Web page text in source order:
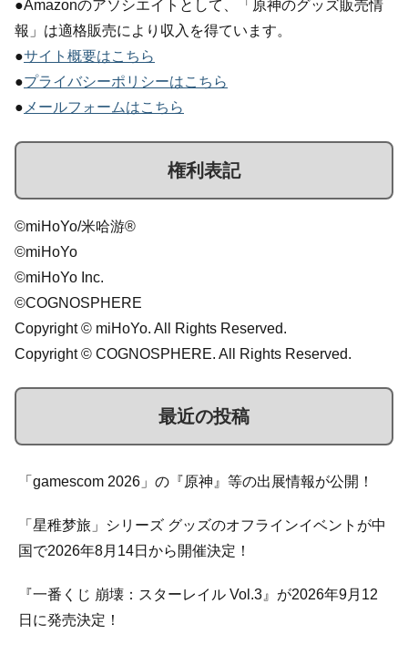
●Amazonのアソシエイトとして、「原神のグッズ販売情
報」は適格販売により収入を得ています。
●サイト概要はこちら
●プライバシーポリシーはこちら
● メールフォームはこちら
権利表記
©miHoYo/米哈游®
©miHoYo
©miHoYo Inc.
©COGNOSPHERE
Copyright © miHoYo. All Rights Reserved.
Copyright © COGNOSPHERE. All Rights Reserved.
最近の投稿
「gamescom 2026」の『原神』等の出展情報が公開！
「星稚梦旅」シリーズ グッズのオフラインイベントが中
国で2026年8月14日から開催決定！
『一番くじ 崩壊：スターレイル Vol.3』が2026年9月12
日に発売決定！